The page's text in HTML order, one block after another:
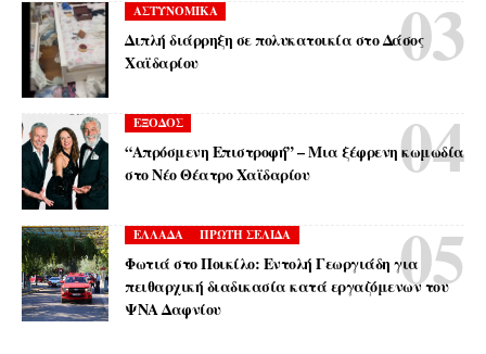
ΑΣΤΥΝΟΜΙΚΑ
Διπλή διάρρηξη σε πολυκατοικία στο Δάσος
Χαϊδαρίου
ΕΞΟΔΟΣ
“Απρόσμενη Επιστροφή” – Μια ξέφρενη κωμωδία
στο Νέο Θέατρο Χαϊδαρίου
ΕΛΛΑΔΑ ΠΡΩΤΗ ΣΕΛΙΔΑ
Φωτιά στο Ποικίλο: Εντολή Γεωργιάδη για
πειθαρχική διαδικασία κατά εργαζόμενων του
ΨΝΑ Δαφνίου